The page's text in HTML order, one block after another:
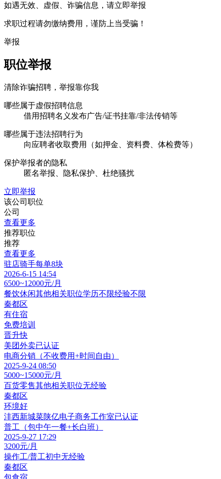
如遇无效、虚假、诈骗信息，请立即举报
求职过程请勿缴纳费用，谨防上当受骗！
举报
职位举报
清除诈骗招聘，举报靠你我
哪些属于虚假招聘信息
借用招聘名义发布广告/证书挂靠/非法传销等
哪些属于违法招聘行为
向应聘者收取费用（如押金、资料费、体检费等）
保护举报者的隐私
匿名举报、隐私保护、杜绝骚扰
立即举报
该公司职位
公司
查看更多
推荐职位
推荐
查看更多
驻店骑手每单8块
2026-6-15 14:54
6500~12000元/月
餐饮休闲其他相关职位学历不限经验不限
秦都区
有住宿
免费培训
晋升快
美团外卖已认证
电商分销（不收费用+时间自由）
2025-9-24 08:50
5000~15000元/月
百货零售其他相关职位无经验
秦都区
环境好
沣西新城菜陕亿电子商务工作室已认证
普工（包中午一餐+长白班）
2025-9-27 17:29
3200元/月
操作工/普工初中无经验
秦都区